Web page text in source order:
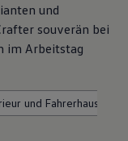
und
souverän bei
im Arbeitstag
und Fahrerhaus (3)